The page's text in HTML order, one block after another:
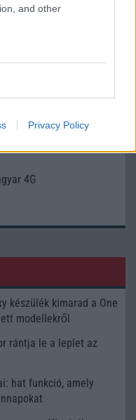
and other
Privacy Policy
Magyaroszágon
gyorsabb változata.
4G
készülék kimarad a One
modellekről
rántja le a leplet az
hat funkció, amely